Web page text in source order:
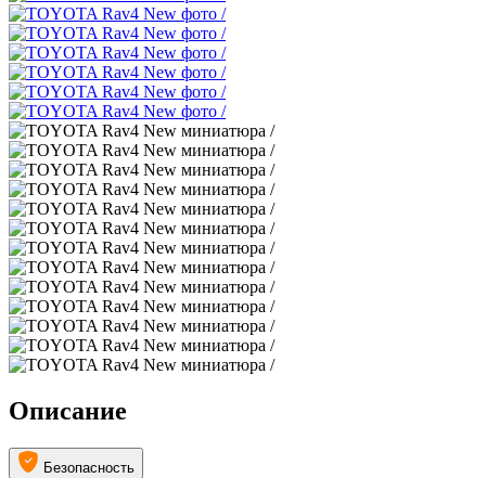
Описание
Безопасность